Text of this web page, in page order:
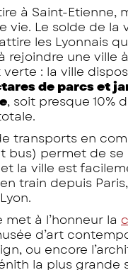
à Saint-Etienne,
vie. Le solde de la
les Lyonnais
rejoindre une ville
: la ville
de parcs et
, soit presque 10%
transports en
bus) permet de
la ville est
train depuis
met à l’honneur la
d’art
ou encore
la plus grande